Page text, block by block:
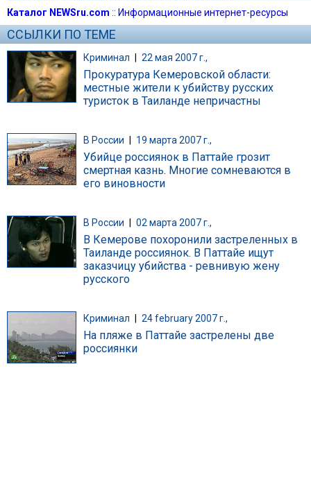
Каталог NEWSru.com :: Информационные интернет-ресурсы
ССЫЛКИ ПО ТЕМЕ
Криминал | 22 мая 2007 г.,
Прокуратура Кемеровской области:
местные жители к убийству русских
туристок в Таиланде непричастны
В России 19 марта 2007 г.,
Убийце россиянок в Паттайе грозит
смертная казнь. Многие сомневаются в
его виновности
В России 02 марта 2007 г.,
В Кемерове похоронили застреленных в
Таиланде россиянок. В Паттайе ищут
заказчицу убийства - ревнивую жену
русского
Криминал 24 february 2007 г.,
На пляже в Паттайе застрелены две
россиянки